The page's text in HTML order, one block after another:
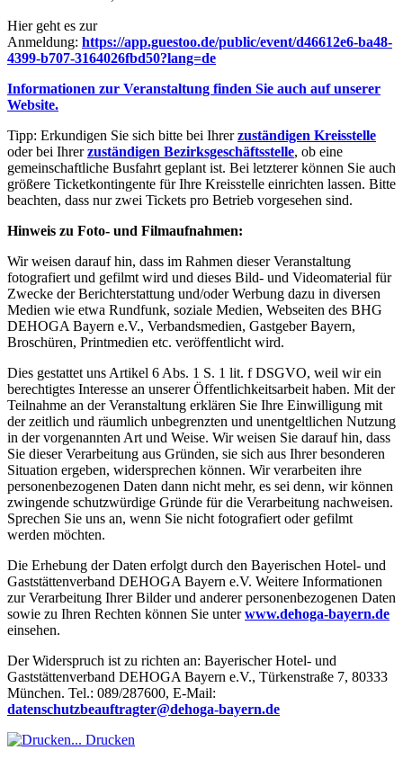
Hier geht es zur
Anmeldung: https://app.guestoo.de/public/event/d46612e6-ba48-
4399-b707-3164026fbd50?lang=de
Informationen zur Veranstaltung finden Sie auch auf unserer
Website.
Tipp: Erkundigen Sie sich bitte bei Ihrerzuständigen Kreisstelle
oder bei Ihrerzuständigen Bezirksgeschäftsstelle, ob eine
gemeinschaftliche Busfahrt geplant ist. Bei letzterer können Sie auch
größere Ticketkontingente für Ihre Kreisstelle einrichten lassen. Bitte
beachten, dass nur zwei Tickets pro Betrieb vorgesehen sind.
Hinweis zu Foto- und Filmaufnahmen:
Wir weisen darauf hin, dass im Rahmen dieser Veranstaltung
fotografiert und gefilmt wird und dieses Bild- und Videomaterial für
Zwecke der Berichterstattung und/oder Werbung dazu in diversen
Medien wie etwa Rundfunk, soziale Medien, Webseiten des BHG
DEHOGA Bayern e.V., Verbandsmedien, Gastgeber Bayern,
Broschüren, Printmedien etc. veröffentlicht wird.
Dies gestattet uns Artikel 6 Abs. 1 S. 1 lit. f DSGVO, weil wir ein
berechtigtes Interesse an unserer Öffentlichkeitsarbeit haben. Mit der
Teilnahme an der Veranstaltung erklären Sie Ihre Einwilligung mit
der zeitlich und räumlich unbegrenzten und unentgeltlichen Nutzung
in der vorgenannten Art und Weise. Wir weisen Sie darauf hin, dass
Sie dieser Verarbeitung aus Gründen, sie sich aus Ihrer besonderen
Situation ergeben, widersprechen können. Wir verarbeiten ihre
personenbezogenen Daten dann nicht mehr, es sei denn, wir können
zwingende schutzwürdige Gründe für die Verarbeitung nachweisen.
Sprechen Sie uns an, wenn Sie nicht fotografiert oder gefilmt
werden möchten.
Die Erhebung der Daten erfolgt durch den Bayerischen Hotel- und
Gaststättenverband DEHOGA Bayern e.V. Weitere Informationen
zur Verarbeitung Ihrer Bilder und anderer personenbezogenen Daten
sowie zu Ihren Rechten können Sie unterwww.dehoga-bayern.de
einsehen.
Der Widerspruch ist zu richten an: Bayerischer Hotel- und
Gaststättenverband DEHOGA Bayern e.V., Türkenstraße 7, 80333
München. Tel.: 089/287600, E-Mail:
datenschutzbeauftragter@dehoga-bayern.de
Drucken